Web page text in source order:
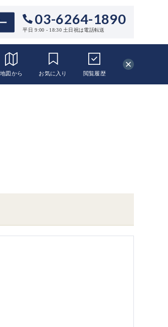
03-6264-1890
平日 9:00 - 18:30 土日祝は電話転送
地図から お気に入り 閲覧履歴